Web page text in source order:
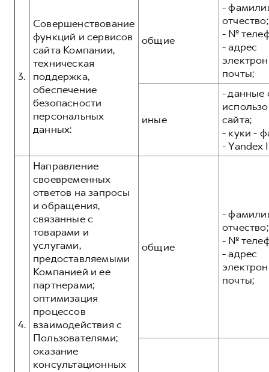
3.
Совершенствование
функций и сервисов
сайта Компании,
техническая
поддержка,
обеспечение
безопасности
персональных
данных:
общие
-
отчество;
- №
- адрес
почты;
иные
- данные
сайта;
- куки -
- Yandex
4.
Направление
своевременных
ответов на запросы
и обращения,
связанные с
товарами и
услугами,
предоставляемыми
Компанией и ее
партнерами;
оптимизация
процессов
взаимодействия с
Пользователями;
оказание
консультационных
общие
-
отчество;
- №
- адрес
почты;